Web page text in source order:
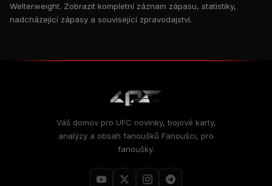
Welterweight. Zobrazit kompletní záznam zápasu, statistiky,
nadcházející zápasy a související zpravodajství.
Váš domov pro UFC novinky, bojové karty,
analýzy a obsah fanoušků Fanoušci, pro
fanoušky.